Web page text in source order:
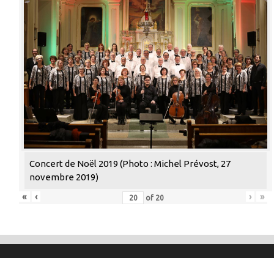
Concert de Noël 2019 (Photo : Michel Prévost, 27
novembre 2019)
«
‹ of 20 › »